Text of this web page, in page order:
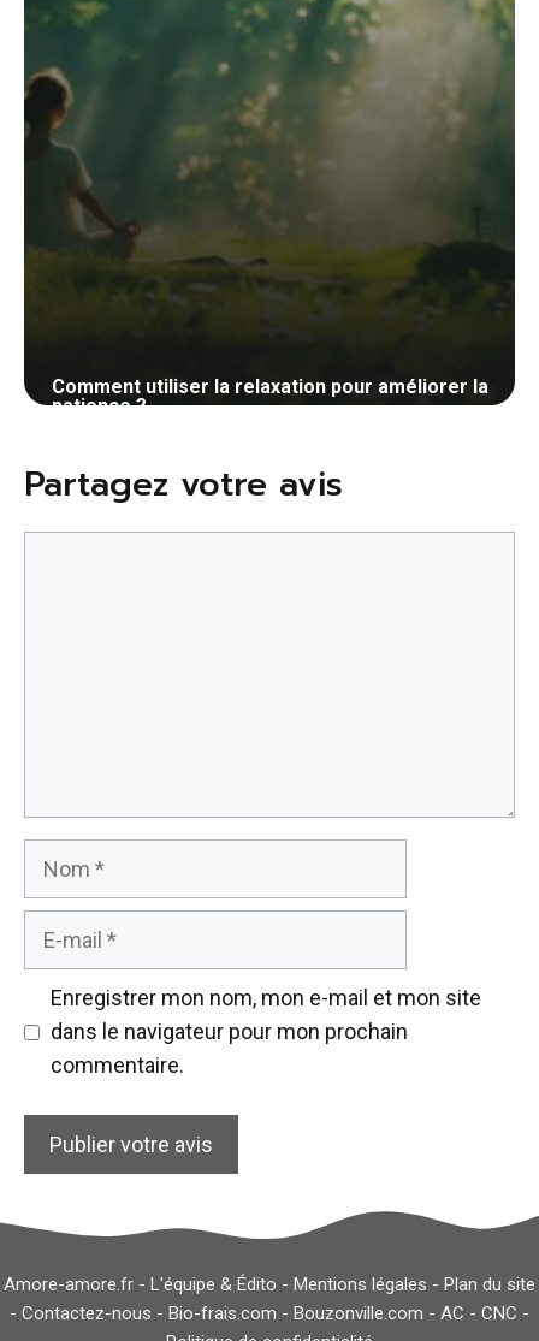
Comment utiliser la relaxation pour améliorer la
patience ?
Partagez votre avis
Nom
Enregistrer mon nom, mon e-mail et mon site
dans le navigateur pour mon prochain
commentaire.
Amore-amore.fr - L'équipe & Édito - Mentions légales - Plan du site
- Contactez-nous - Bio-frais.com - Bouzonville.com - AC - CNC -